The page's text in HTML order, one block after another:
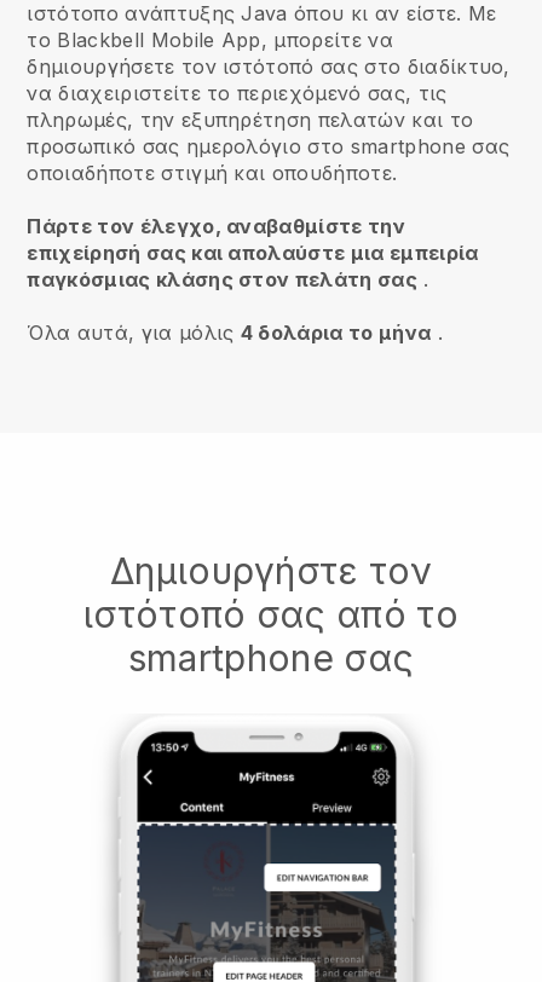
ιστότοπο ανάπτυξης Java όπου κι αν είστε. Με
το Blackbell Mobile App, μπορείτε να
δημιουργήσετε τον ιστότοπό σας στο διαδίκτυο,
να διαχειριστείτε το περιεχόμενό σας, τις
πληρωμές, την εξυπηρέτηση πελατών και το
προσωπικό σας ημερολόγιο στο smartphone σας
οποιαδήποτε στιγμή και οπουδήποτε.
Πάρτε τον έλεγχο, αναβαθμίστε την
επιχείρησή σας και απολαύστε μια εμπειρία
παγκόσμιας κλάσης στον πελάτη σας .
Όλα αυτά, για μόλις 4 δολάρια το μήνα .
Δημιουργήστε τον
ιστότοπό σας από το
smartphone σας